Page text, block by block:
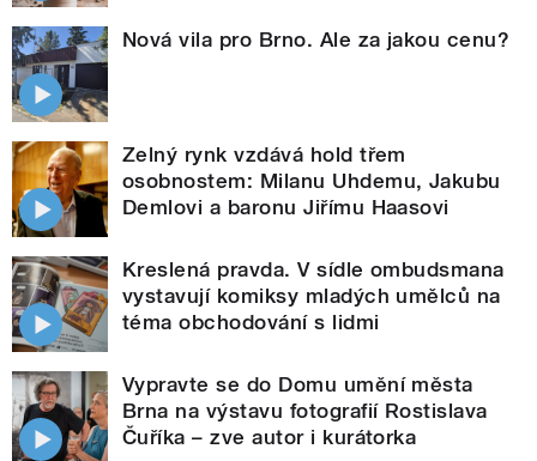
Nová vila pro Brno. Ale za jakou cenu?
Zelný rynk vzdává hold třem
osobnostem: Milanu Uhdemu, Jakubu
Demlovi a baronu Jiřímu Haasovi
Kreslená pravda. V sídle ombudsmana
vystavují komiksy mladých umělců na
téma obchodování s lidmi
Vypravte se do Domu umění města
Brna na výstavu fotografií Rostislava
Čuříka – zve autor i kurátorka